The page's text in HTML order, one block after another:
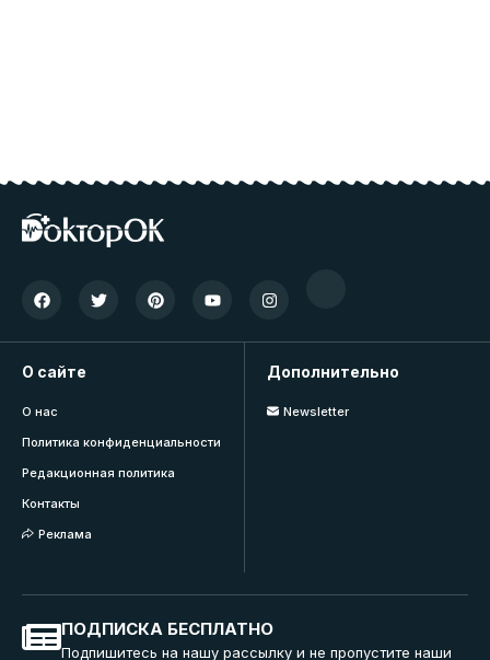
О сайте
О нас
Политика конфиденциальности
Редакционная политика
Контакты
Реклама
Дополнительно
Newsletter
ПОДПИСКА БЕСПЛАТНО
Подпишитесь на нашу рассылку и не пропустите наши